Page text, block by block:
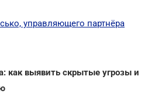
управляющего партнёра
как выявить скрытые угрозы и